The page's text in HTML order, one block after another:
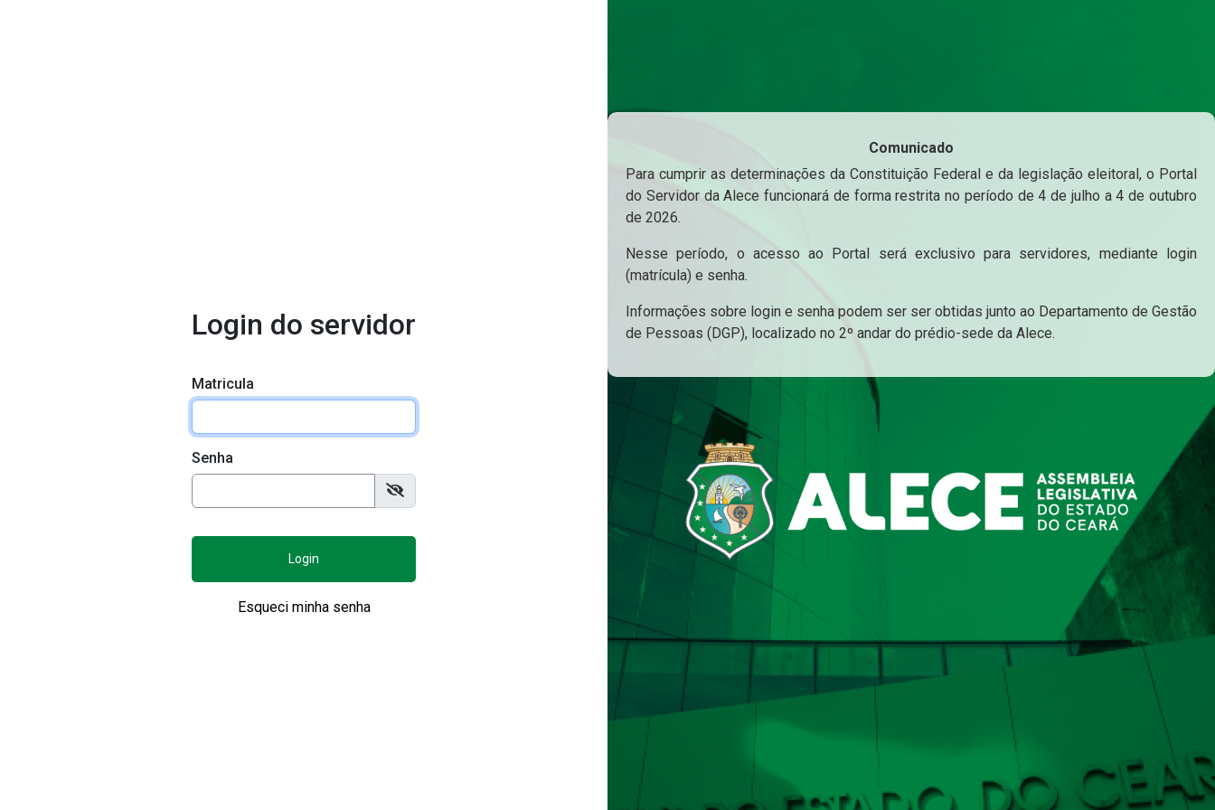
Login do servidor
Matricula
Senha
Login
Esqueci minha senha
Comunicado
Para cumprir as determinações da Constituição Federal e da legislação eleitoral, o Portal
do Servidor da Alece funcionará de forma restrita no período de 4 de julho a 4 de outubro
de 2026.
Nesse período, o acesso ao Portal será exclusivo para servidores, mediante login
(matrícula) e senha.
Informações sobre login e senha podem ser ser obtidas junto ao Departamento de Gestão
de Pessoas (DGP), localizado no 2º andar do prédio-sede da Alece.